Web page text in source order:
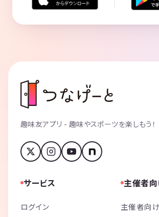
趣味友アプリ - 趣味やスポーツを楽しもう！
サービス
ログイン
主催者
主催者向